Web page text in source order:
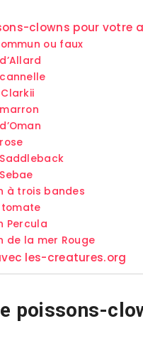
clowns pour votre
ou faux
à trois bandes
tomate
Percula
de la mer Rouge
les-creatures.org
poissons-